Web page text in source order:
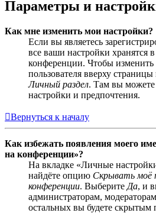
Параметры и
Как мне изменить мои настройки?
Если вы являетесь
все ваши настройки хранятся
конференции. Чтобы
пользователя вверху
Личный раздел. Там вы можете
настройки и предпочтения.
Вернуться к началу
Как избежать появления моего
на конференции»?
На вкладке «Личные
найдёте опцию Скрывать моё
конференции. Выберите Да, и
администраторам,
остальных вы будете скрытым